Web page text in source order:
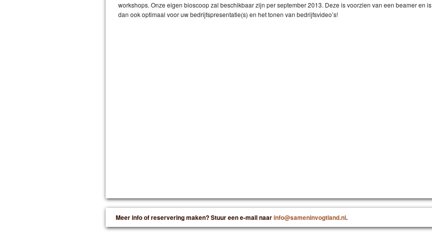
workshops. Onze eigen bioscoop zal beschikbaar zijn per september 2013. Deze is voorzien van een beamer en is
dan ook optimaal voor uw bedrijfspresentatie(s) en het tonen van bedrijfsvideo’s!
Meer info of reservering maken? Stuur een e-mail naarinfo@sameninvogtland.nl.